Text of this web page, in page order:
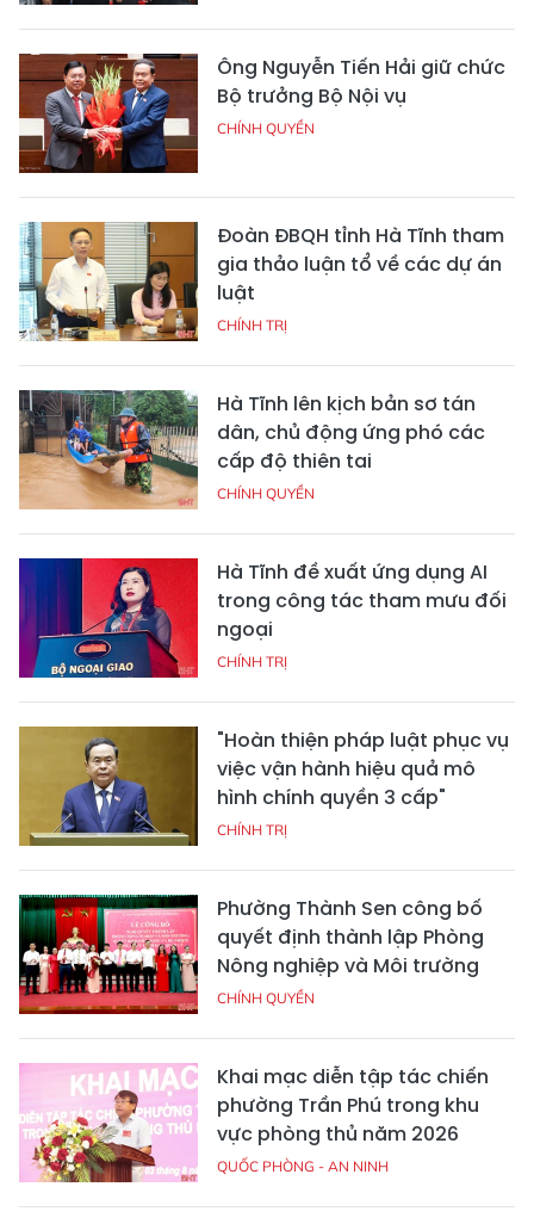
Ông Nguyễn Tiến Hải giữ chức
Bộ trưởng Bộ Nội vụ
CHÍNH QUYỀN
Đoàn ĐBQH tỉnh Hà Tĩnh tham
gia thảo luận tổ về các dự án
luật
CHÍNH TRỊ
Hà Tĩnh lên kịch bản sơ tán
dân, chủ động ứng phó các
cấp độ thiên tai
CHÍNH QUYỀN
Hà Tĩnh đề xuất ứng dụng AI
trong công tác tham mưu đối
ngoại
CHÍNH TRỊ
"Hoàn thiện pháp luật phục vụ
việc vận hành hiệu quả mô
hình chính quyền 3 cấp"
CHÍNH TRỊ
Phường Thành Sen công bố
quyết định thành lập Phòng
Nông nghiệp và Môi trường
CHÍNH QUYỀN
Khai mạc diễn tập tác chiến
phường Trần Phú trong khu
vực phòng thủ năm 2026
QUỐC PHÒNG - AN NINH